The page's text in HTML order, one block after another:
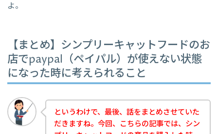
よ。
【まとめ】シンプリーキャットフードのお
店でpaypal（ペイパル）が使えない状態
になった時に考えられること
というわけで、最後、話をまとめさせていた
だきますね。今回、こちらの記事では、シン